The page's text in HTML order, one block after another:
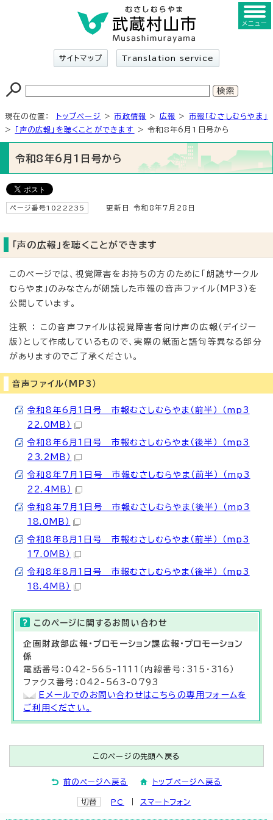
サイトマップ Translation service
メニュー
現在の位置： トップページ >市政情報 > 広報 > 市報「むさしむらやま」
>
「声の広報」を聴くことができます > 令和8年6月1日号から
令和8年6月1日号から
ページ番号1022235 更新日 令和8年7月28日
「声の広報」を聴くことができます
このページでは、視覚障害をお持ちの方のために「朗読サークル
むらやま」のみなさんが朗読した市報の音声ファイル（MP3）を
公開しています。
注釈 ： この音声ファイルは視覚障害者向け声の広報（デイジー
版）として作成しているもので、実際の紙面と語句等異なる部分
がありますのでご了承ください。
音声ファイル（MP3）
令和8年6月1日号 市報むさしむらやま（前半） （mp3
22.0MB）
令和8年6月1日号 市報むさしむらやま（後半） （mp3
23.2MB）
令和8年7月1日号 市報むさしむらやま（前半） （mp3
22.4MB）
令和8年7月1日号 市報むさしむらやま（後半） （mp3
18.0MB）
令和8年8月1日号 市報むさしむらやま（前半） （mp3
17.0MB）
令和8年8月1日号 市報むさしむらやま（後半） （mp3
18.4MB）
このページに関する お問い合わせ
企画財政部広報・プロモーション課 広報・プロモーション
係
電話番号：042-565-1111（内線番号：315・316）
ファクス番号：042-563-0793
Eメールでのお問い合わせはこちらの専用フォームを
ご利用ください。
このページの先頭へ戻る
前のページへ戻る トップページへ戻る
切替 PC スマートフォン